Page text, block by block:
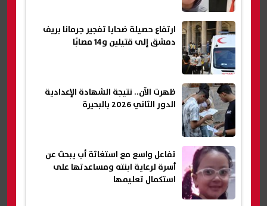
ارتفاع حصيلة ضحايا تفجير جرمانا بريف
دمشق إلى قتيلين و14 مصابًا
ظهرت الآن.. نتيجة الشهادة الإعدادية
الدور الثاني 2026 بالبحيرة
تفاعل واسع مع استغاثة أب يبحث عن
أسرة لرعاية ابنته ومساعدتها على
استكمال تعليمها